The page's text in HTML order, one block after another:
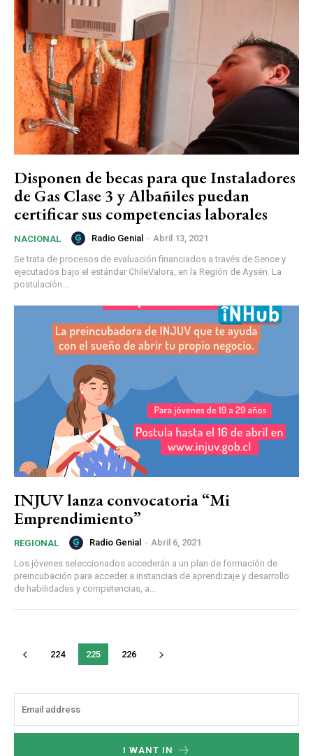
Disponen de becas para que Instaladores
de Gas Clase 3 y Albañiles puedan
certificar sus competencias laborales
NACIONAL Radio Genial - Abril 13, 2021
Se trata de procesos de evaluación financiados a través de Sence y
ejecutados bajo el estándar ChileValora, en la Región de Aysén. La
postulación...
INJUV lanza convocatoria “Mi
Emprendimiento”
REGIONAL Radio Genial - Abril 6, 2021
Los jóvenes seleccionados accederán a un plan de formación de
preincubación para acceder a instancias de aprendizaje y desarrollo
de habilidades y competencias, a...
224 225 226
I WANT IN